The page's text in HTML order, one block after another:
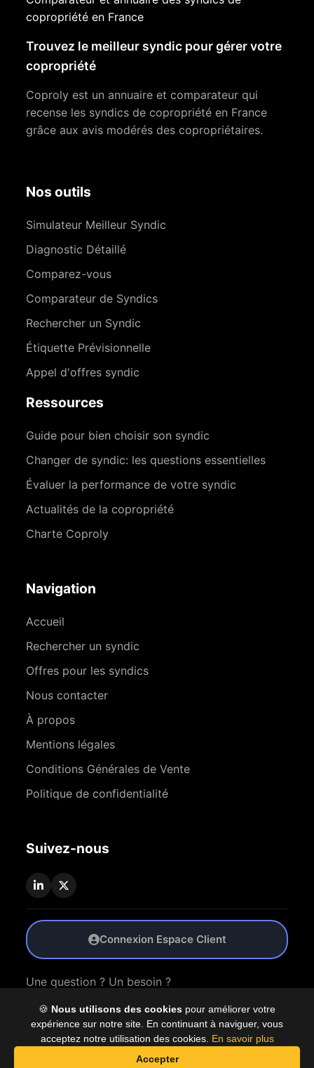
🍪 Nous utilisons des cookies pour améliorer votre
expérience sur notre site. En continuant à naviguer, vous
acceptez notre utilisation des cookies. En savoir plus
Accepter
copropriété en France
Trouvez le meilleur syndic pour gérer votre
copropriété
Coproly est un annuaire et comparateur qui
recense les syndics de copropriété en France
grâce aux avis modérés des copropriétaires.
Nos outils
Simulateur Meilleur Syndic
Diagnostic Détaillé
Comparez-vous
Comparateur de Syndics
Rechercher un Syndic
Étiquette Prévisionnelle
Appel d'offres syndic
Ressources
Guide pour bien choisir son syndic
Changer de syndic: les questions essentielles
Évaluer la performance de votre syndic
Actualités de la copropriété
Charte Coproly
Navigation
Accueil
Rechercher un syndic
Offres pour les syndics
Nous contacter
À propos
Mentions légales
Conditions Générales de Vente
Politique de confidentialité
Suivez-nous
Connexion Espace Client
Une question ? Un besoin ?
Nous Contacter